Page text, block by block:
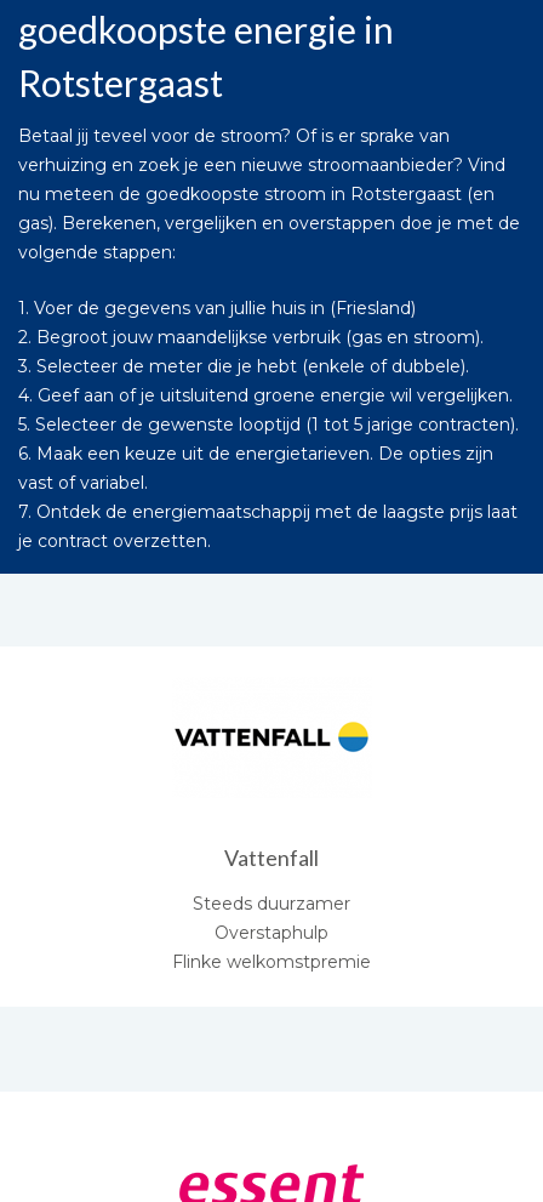
goedkoopste energie in
Rotstergaast
Betaal jij teveel voor de stroom? Of is er sprake van
verhuizing en zoek je een nieuwe stroomaanbieder? Vind
nu meteen de goedkoopste stroom in Rotstergaast (en
gas). Berekenen, vergelijken en overstappen doe je met de
volgende stappen:
1. Voer de gegevens van jullie huis in (Friesland)
2. Begroot jouw maandelijkse verbruik (gas en stroom).
3. Selecteer de meter die je hebt (enkele of dubbele).
4. Geef aan of je uitsluitend groene energie wil vergelijken.
5. Selecteer de gewenste looptijd (1 tot 5 jarige contracten).
6. Maak een keuze uit de energietarieven. De opties zijn
vast of variabel.
7. Ontdek de energiemaatschappij met de laagste prijs laat
je contract overzetten.
Vattenfall
Steeds duurzamer
Overstaphulp
Flinke welkomstpremie